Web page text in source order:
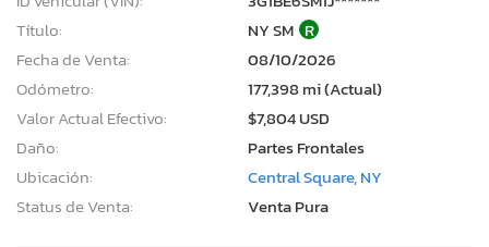
Título:
NY SM R
Fecha de Venta:
08/10/2026
Odómetro:
177,398 mi (Actual)
Valor Actual Efectivo:
$7,804 USD
Daño:
Partes Frontales
Ubicación:
Central Square, NY
Status de Venta:
Venta Pura